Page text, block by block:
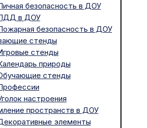
безопасность в ДОУ
в ДОУ
безопасность в ДОУ
стенды
стенды
природы
стенды
настроения
пространств в ДОУ
элементы